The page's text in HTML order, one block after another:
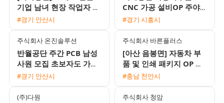
기업 남녀 현장 작업자 모
집 (초보 가능)
#경기 안산시
CNC 가공 설비OP 주야2
교대 모집 (매년 시급 인
#경기 시흥시
주식회사 온진솔루션
반월공단 주간 PCB 남성
사원 모집 초보자도 가능
한 쉬운 단순 작업
#경기 안산시
주식회사 바른플러스
[아산 음봉면] 자동차 부
품 및 인쇄 패키지 OP 검
사 포장 사원 모집
#충남 천안시
(주)다원 주식회사 청암